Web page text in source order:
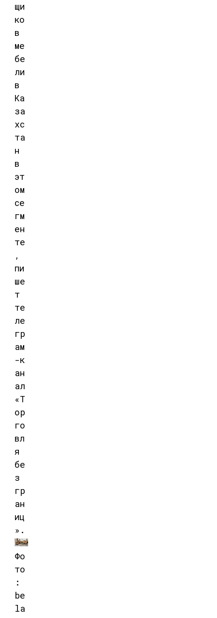
щи
ко
в
ме
бе
ли
в
Ка
за
хс
та
н
в
эт
ом
се
гм
ен
те
,
пи
ше
т
те
ле
гр
ам
-к
ан
ал
«Т
ор
го
вл
я
бе
з
гр
ан
иц
».
Фо
то
:
be
la